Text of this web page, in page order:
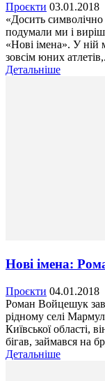
Проєкти 03.01.2018
«Досить
подумали ми і
«Нові імена». У ній
зовсім юних
Детальніше
Нові імена:
Проєкти 04.01.2018
Роман Войцешук
рідному селі
Київської області,
бігав, займався на
Детальніше